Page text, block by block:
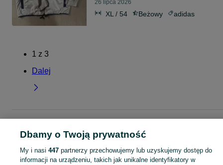
26 lipca 2026
XL / 54 Beżowy adidas
1 z 3
Dalej
Luboń
KATEGORIA
Dbamy o Twoją prywatność
My i nasi 447partnerzy przechowujemy lub uzyskujemy dostęp do
informacji na urządzeniu, takich jak unikalne identyfikatory w